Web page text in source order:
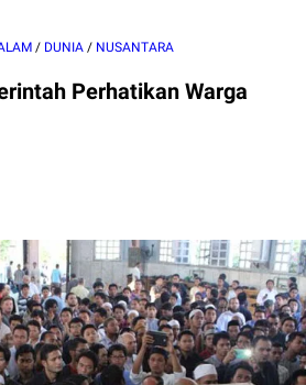
/ DUNIA / NUSANTARA
Perhatikan Warga